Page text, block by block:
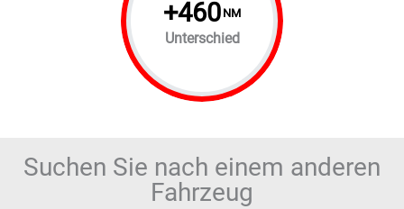
+460 NM
Unterschied
Suchen Sie nach einem anderen
Fahrzeug